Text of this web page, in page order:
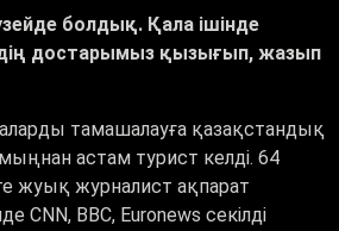
болдық. Қала ішінде
достарымыз қызығып, жазып
тамашалауға қазақстандық
астам турист келді. 64
жуық журналист ақпарат
CNN, BBC, Euronews секілді